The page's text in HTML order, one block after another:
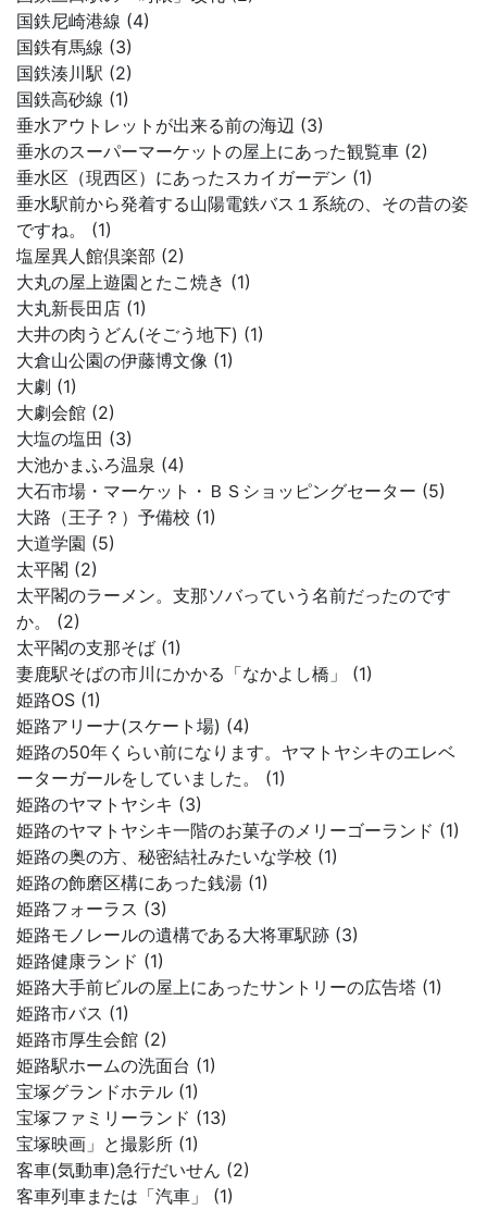
国鉄尼崎港線 (4)
国鉄有馬線 (3)
国鉄湊川駅 (2)
国鉄高砂線 (1)
垂水アウトレットが出来る前の海辺 (3)
垂水のスーパーマーケットの屋上にあった観覧車 (2)
垂水区（現西区）にあったスカイガーデン (1)
垂水駅前から発着する山陽電鉄バス１系統の、その昔の姿
ですね。 (1)
塩屋異人館倶楽部 (2)
大丸の屋上遊園とたこ焼き (1)
大丸新長田店 (1)
大井の肉うどん(そごう地下) (1)
大倉山公園の伊藤博文像 (1)
大劇 (1)
大劇会館 (2)
大塩の塩田 (3)
大池かまふろ温泉 (4)
大石市場・マーケット・ＢＳショッピングセーター (5)
大路（王子？）予備校 (1)
大道学園 (5)
太平閣 (2)
太平閣のラーメン。支那ソバっていう名前だったのです
か。 (2)
太平閣の支那そば (1)
妻鹿駅そばの市川にかかる「なかよし橋」 (1)
姫路OS (1)
姫路アリーナ(スケート場) (4)
姫路の50年くらい前になります。ヤマトヤシキのエレベ
ーターガールをしていました。 (1)
姫路のヤマトヤシキ (3)
姫路のヤマトヤシキ一階のお菓子のメリーゴーランド (1)
姫路の奥の方、秘密結社みたいな学校 (1)
姫路の飾磨区構にあった銭湯 (1)
姫路フォーラス (3)
姫路モノレールの遺構である大将軍駅跡 (3)
姫路健康ランド (1)
姫路大手前ビルの屋上にあったサントリーの広告塔 (1)
姫路市バス (1)
姫路市厚生会館 (2)
姫路駅ホームの洗面台 (1)
宝塚グランドホテル (1)
宝塚ファミリーランド (13)
宝塚映画」と撮影所 (1)
客車(気動車)急行だいせん (2)
客車列車または「汽車」 (1)